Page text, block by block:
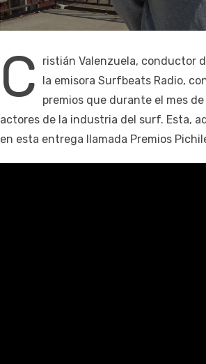
C
ristián Valenzuela, conductor
la emisora Surfbeats Radio,
premios que durante el mes
actores de la industria del surf. Esta,
en esta entrega llamada Premios